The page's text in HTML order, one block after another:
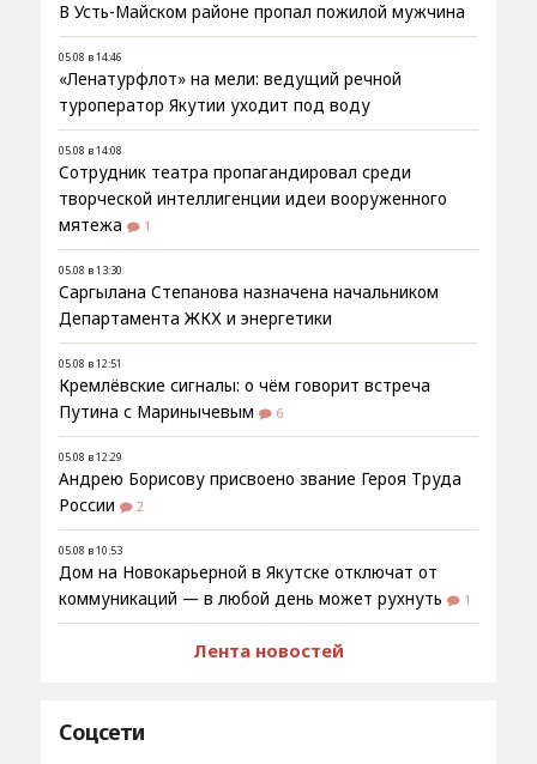
В Усть-Майском районе пропал пожилой мужчина
05.08 в 14:46
«Ленатурфлот» на мели: ведущий речной
туроператор Якутии уходит под воду
05.08 в 14:08
Сотрудник театра пропагандировал среди
творческой интеллигенции идеи вооруженного
мятежа
1
05.08 в 13:30
Саргылана Степанова назначена начальником
Департамента ЖКХ и энергетики
05.08 в 12:51
Кремлёвские сигналы: о чём говорит встреча
Путина с Маринычевым
6
05.08 в 12:29
Андрею Борисову присвоено звание Героя Труда
России
2
05.08 в 10:53
Дом на Новокарьерной в Якутске отключат от
коммуникаций — в любой день может рухнуть
1
Лента новостей
Соцсети